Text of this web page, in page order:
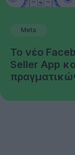
Meta
Το νέο
Seller App